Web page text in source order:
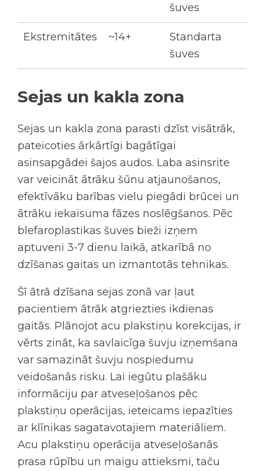
šuves
Ekstremitātes ~14+
Standarta
šuves
Sejas un kakla zona
Sejas un kakla zona parasti dzīst visātrāk,
pateicoties ārkārtīgi bagātīgai
asinsapgādei šajos audos. Laba asinsrite
var veicināt ātrāku šūnu atjaunošanos,
efektīvāku barības vielu piegādi brūcei un
ātrāku iekaisuma fāzes noslēgšanos. Pēc
blefaroplastikas šuves bieži izņem
aptuveni 3-7 dienu laikā, atkarībā no
dzīšanas gaitas un izmantotās tehnikas.
Šī ātrā dzīšana sejas zonā var ļaut
pacientiem ātrāk atgriezties ikdienas
gaitās. Plānojot acu plakstiņu korekcijas, ir
vērts zināt, ka savlaicīga šuvju izņemšana
var samazināt šuvju nospiedumu
veidošanās risku. Lai iegūtu plašāku
informāciju par atveseļošanos pēc
plakstiņu operācijas, ieteicams iepazīties
ar klīnikas sagatavotajiem materiāliem.
Acu plakstiņu operācija atveseļošanās
prasa rūpību un maigu attieksmi, taču